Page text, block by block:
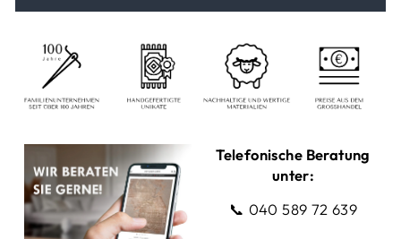
Telefonische Beratung
unter:
📞 040 589 72 639